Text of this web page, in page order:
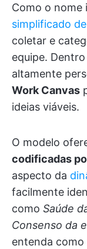
Como o nome
simplificado
coletar e
equipe.
altamente
Work Canvas
ideias viáveis.
O modelo
codificadas
aspecto da
facilmente
como Saúde
Consenso da
entenda como